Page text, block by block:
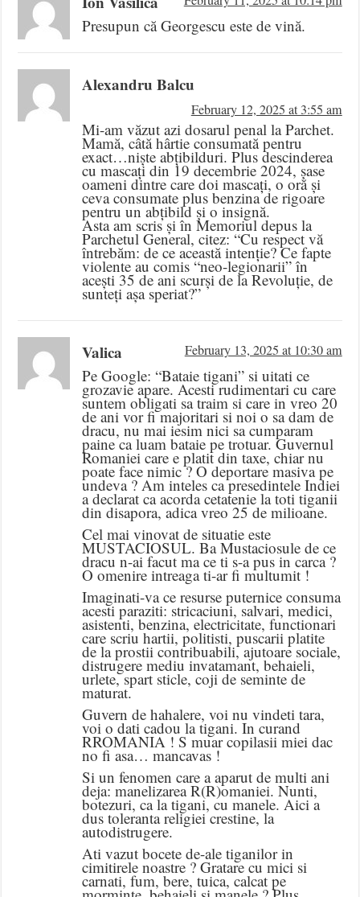
Presupun că Georgescu este de vină.
Alexandru Balcu
February 12, 2025 at 3:55 am
Mi-am văzut azi dosarul penal la Parchet.
Mamă, câtă hârtie consumată pentru
exact…niște abțibilduri. Plus descinderea
cu mascați din 19 decembrie 2024, șase
oameni dintre care doi mascați, o oră și
ceva consumate plus benzina de rigoare
pentru un abțibild și o insignă.
Asta am scris și în Memoriul depus la
Parchetul General, citez: “Cu respect vă
întrebăm: de ce această intenție? Ce fapte
violente au comis “neo-legionarii” în
acești 35 de ani scurși de la Revoluție, de
sunteți așa speriat?”
Valica February 13, 2025 at 10:30 am
Pe Google: “Bataie tigani” si uitati ce
grozavie apare. Acesti rudimentari cu care
suntem obligati sa traim si care in vreo 20
de ani vor fi majoritari si noi o sa dam de
dracu, nu mai iesim nici sa cumparam
paine ca luam bataie pe trotuar. Guvernul
Romaniei care e platit din taxe, chiar nu
poate face nimic ? O deportare masiva pe
undeva ? Am inteles ca presedintele Indiei
a declarat ca acorda cetatenie la toti tiganii
din disapora, adica vreo 25 de milioane.
Cel mai vinovat de situatie este
MUSTACIOSUL. Ba Mustaciosule de ce
dracu n-ai facut ma ce ti s-a pus in carca ?
O omenire intreaga ti-ar fi multumit !
Imaginati-va ce resurse puternice consuma
acesti paraziti: stricaciuni, salvari, medici,
asistenti, benzina, electricitate, functionari
care scriu hartii, politisti, puscarii platite
de la prostii contribuabili, ajutoare sociale,
distrugere mediu invatamant, behaieli,
urlete, spart sticle, coji de seminte de
maturat.
Guvern de hahalere, voi nu vindeti tara,
voi o dati cadou la tigani. In curand
RROMANIA ! S muar copilasii miei dac
no fi asa… mancavas !
Si un fenomen care a aparut de multi ani
deja: manelizarea R(R)omaniei. Nunti,
botezuri, ca la tigani, cu manele. Aici a
dus toleranta religiei crestine, la
autodistrugere.
Ati vazut bocete de-ale tiganilor in
cimitirele noastre ? Gratare cu mici si
carnati, fum, bere, tuica, calcat pe